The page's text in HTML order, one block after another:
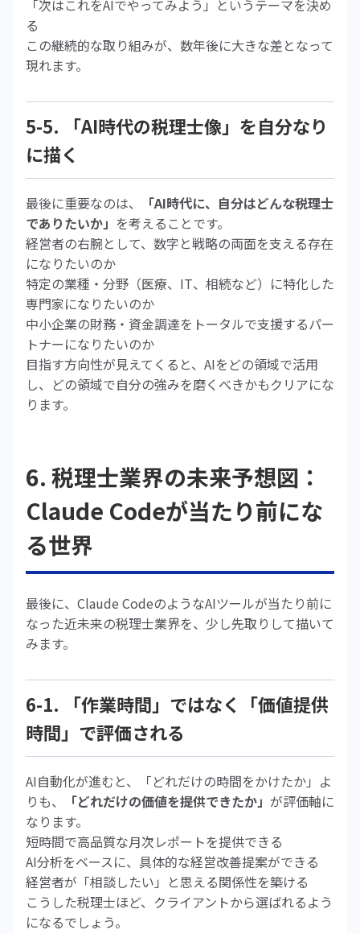
「次はこれをAIでやってみよう」というテーマを決め
る
この継続的な取り組みが、数年後に大きな差となって
現れます。
5-5. 「AI時代の税理士像」を自分なり
に描く
最後に重要なのは、
「AI時代に、自分はどんな税理士
でありたいか」 を考えることです。
経営者の右腕として、数字と戦略の両面を支える存在
になりたいのか
特定の業種・分野（医療、IT、相続など）に特化した
専門家になりたいのか
中小企業の財務・資金調達をトータルで支援するパー
トナーになりたいのか
目指す方向性が見えてくると、AIをどの領域で活用
し、どの領域で自分の強みを磨くべきかもクリアにな
ります。
6. 税理士業界の未来予想図：
Claude Codeが当たり前にな
る世界
最後に、Claude CodeのようなAIツールが当たり前に
なった近未来の税理士業界を、少し先取りして描いて
みます。
6-1. 「作業時間」ではなく「価値提供
時間」で評価される
AI自動化が進むと、「どれだけの時間をかけたか」よ
りも、
「どれだけの価値を提供できたか」 が評価軸に
なります。
短時間で高品質な月次レポートを提供できる
AI分析をベースに、具体的な経営改善提案ができる
経営者が「相談したい」と思える関係性を築ける
こうした税理士ほど、クライアントから選ばれるよう
になるでしょう。